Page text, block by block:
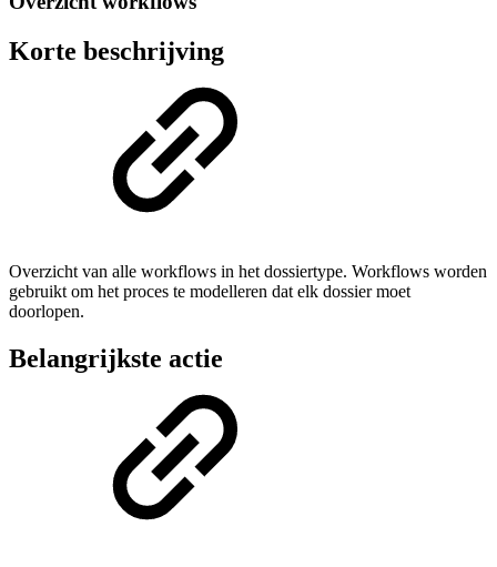
Korte beschrijving
Overzicht van alle workflows in het dossiertype. Workflows worden
gebruikt om het proces te modelleren dat elk dossier moet
doorlopen.
Belangrijkste actie